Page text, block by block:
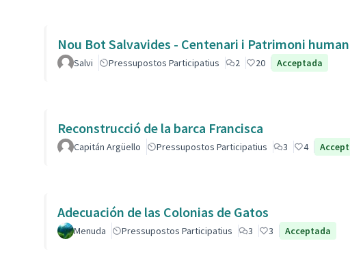
Nou Bot Salvavides - Centenari i Patrimoni
Salvi Pressupostos Participatius 2 20 Acceptada
Reconstrucció de la barca Francisca
Capitán Argüello Pressupostos Participatius 3 4
Adecuación de las Colonias de Gatos
Menuda Pressupostos Participatius 3 3 Acceptada